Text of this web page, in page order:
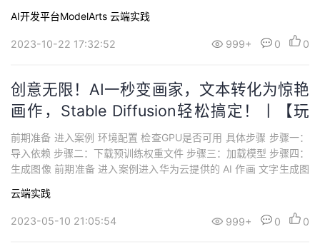
的
程
我
认
证
的
实
验
我
的
收
技
支
持
的
声
建
议
练和推理过程中，可能会遇到问题，本文也提供了问题记录和解决
方法。总结起来，这篇文章提供了一个完整的指南，帮助读者进行
AI开发平台ModelArts 云端实践
2023-10-22 17:32:52 999+ 0 0
创意无限！AI一秒变画家，文本转化为惊艳
画作，Stable Diffusion轻松搞定！丨【玩
转华为云】
前期准备 进入案例 环境配置 检查GPU是否可用 具体步骤 步骤一：
导入依赖 步骤二：下载预训练权重文件 步骤三：加载模型 步骤四：
生成图像 前期准备 进入案例进入华为云提供的 AI 作画 文字生成图
evelop/aigallery/notebook/detail?id=03aa...
云端实践
2023-05-10 21:05:54 999+ 0 0